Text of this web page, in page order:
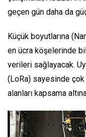
geçen gün daha da
Küçük boyutlarına
en ücra köşelerinde
verileri sağlayacak.
(LoRa) sayesinde
alanları kapsama